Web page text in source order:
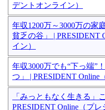
デントオンライン）
年収1200万～3000万の家
貧乏の谷」 | PRESIDENT
イン）
年収3000万でも“下っ端”
つ」 | PRESIDENT Online
「みっともなく生きる」
PRESIDENT Online（プレ